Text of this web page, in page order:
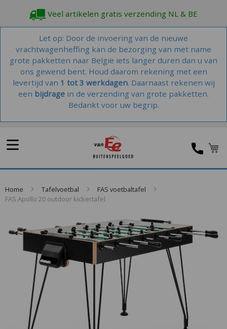
Veel artikelen gratis verzending NL & BE
Let op: Door de invoering van de nieuwe
vrachtwagenheffing kan de bezorging van met name
grote pakketten naar België iets langer duren dan u van
ons gewend bent. Houd daarom rekening met een
levertijd van 1 tot 3 werkdagen. Daarnaast rekenen wij
een bijdrage in de verzending van grote pakketten.
Bedankt voor uw begrip.
Home Tafelvoetbal
FAS voetbaltafel
FAS Apollo 20 outdoor kickertafel
to